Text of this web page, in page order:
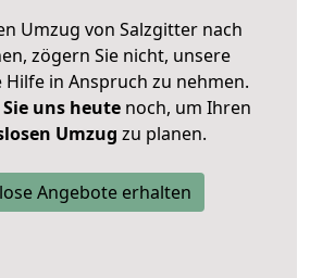
Umzug von Salzgitter nach
zögern Sie nicht, unsere
in Anspruch zu nehmen.
uns heutenoch, um Ihren
Umzug zu planen.
Angebote erhalten